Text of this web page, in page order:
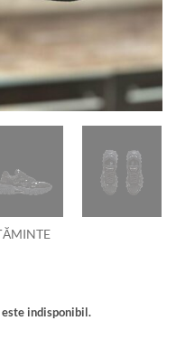
este indisponibil.